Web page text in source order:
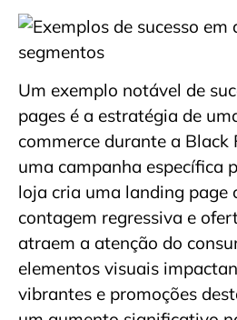
Um exemplo notável de
pages é a estratégia de
commerce durante a Black
uma campanha específica
loja cria uma landing page
contagem regressiva e
atraem a atenção do
elementos visuais
vibrantes e promoções